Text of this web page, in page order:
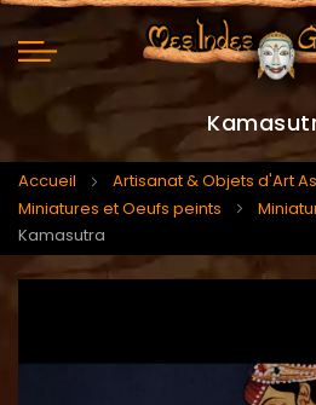
Accueil
Artisanat & Objets d'Art
Miniatures et Oeufs peints
Kamasutra